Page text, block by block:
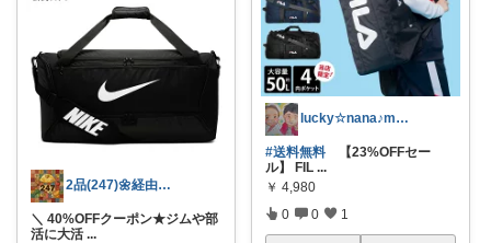
2品(247)🌼経由購入感謝です🌼
＼ 40%OFFクーポン★ジムや部
活に大活 ...
lucky☆nana♪mama♡
#送料無料 【23%OFFセー
ル】 FIL ...
￥ 4,980
0 0 1